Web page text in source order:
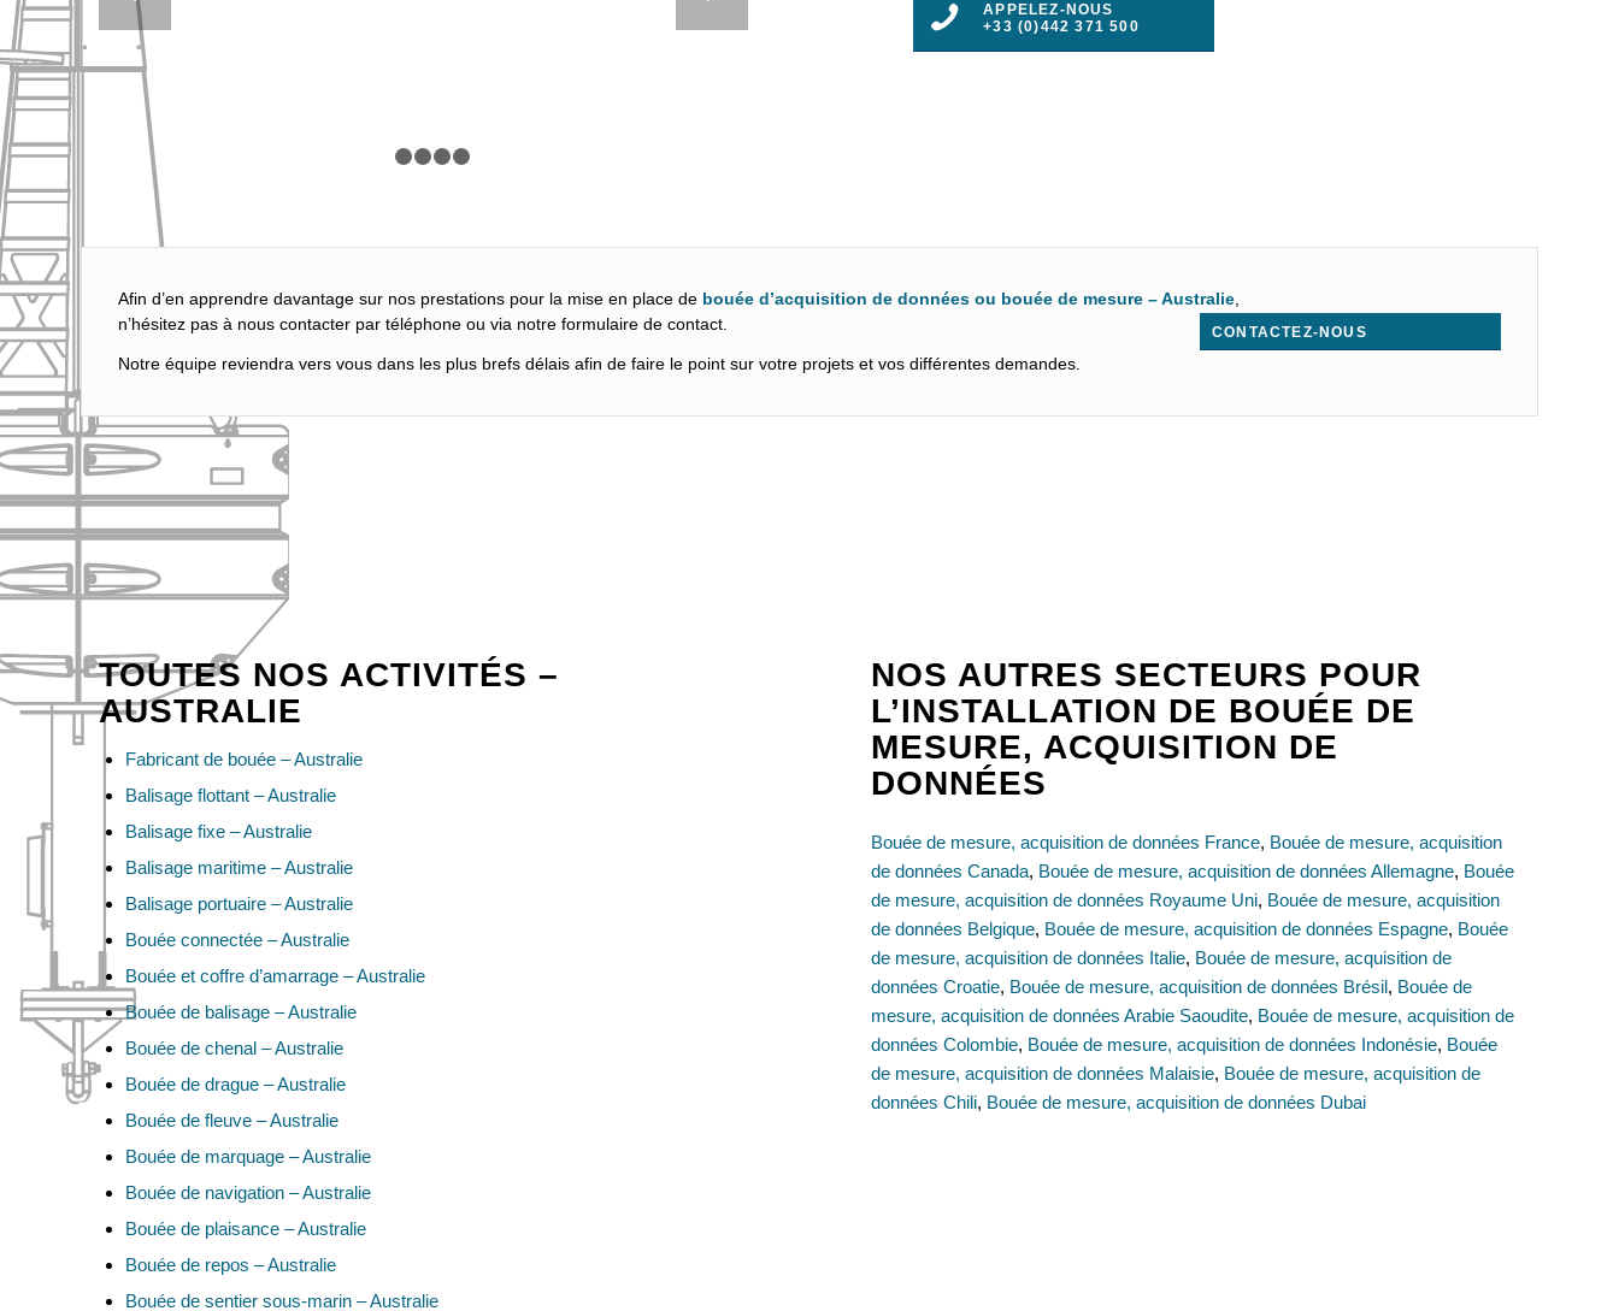
APPELEZ-NOUS
+33 (0)442 371 500
Afin d’en apprendre davantage sur nos prestations pour la mise en place de bouée d’acquisition de données ou bouée de mesure – Australie
n’hésitez pas à nous contacter par téléphone ou via notre formulaire de contact.
Notre équipe reviendra vers vous dans les plus brefs délais afin de faire le point sur votre projets et vos différentes demandes.
CONTACTEZ-NOUS
TOUTES NOS ACTIVITÉS –
AUSTRALIE
Fabricant de bouée – Australie
Balisage flottant – Australie
Balisage fixe – Australie
Balisage maritime – Australie
Balisage portuaire – Australie
Bouée connectée – Australie
Bouée et coffre d’amarrage – Australie
Bouée de balisage – Australie
Bouée de chenal – Australie
Bouée de drague – Australie
Bouée de fleuve – Australie
Bouée de marquage – Australie
Bouée de navigation – Australie
Bouée de plaisance – Australie
Bouée de repos – Australie
Bouée de sentier sous-marin – Australie
NOS AUTRES SECTEURS POUR
L’INSTALLATION DE BOUÉE DE
MESURE, ACQUISITION DE
DONNÉES
Bouée de mesure, acquisition de données France, Bouée de mesure, acquisition
de données Canada, Bouée de mesure, acquisition de données Allemagne, Bouée
de mesure, acquisition de données Royaume Uni, Bouée de mesure, acquisition
de données Belgique, Bouée de mesure, acquisition de données Espagne, Bouée
de mesure, acquisition de données Italie, Bouée de mesure, acquisition de
données Croatie, Bouée de mesure, acquisition de données Brésil , Bouée de
mesure, acquisition de données Arabie Saoudite, Bouée de mesure, acquisition de
données Colombie, Bouée de mesure, acquisition de données Indonésie, Bouée
de mesure, acquisition de données Malaisie, Bouée de mesure, acquisition de
données Chili, Bouée de mesure, acquisition de données Dubai